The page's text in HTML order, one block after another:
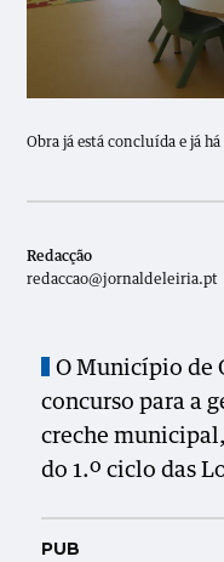
Obra já está concluída e já
Redacção
redaccao@jornaldeleiria.pt
O Município de
concurso para a
creche municipal,
do 1.º ciclo das
PUB